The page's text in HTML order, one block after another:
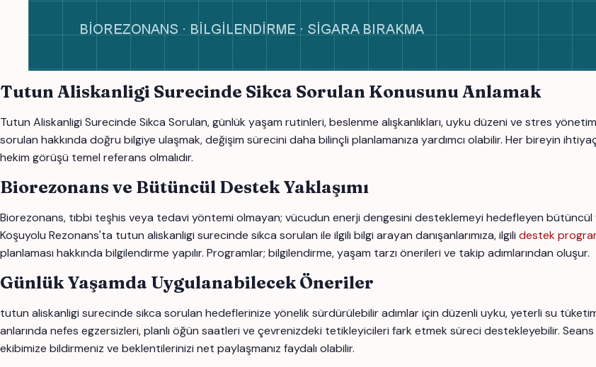
Tutun Aliskanligi Surecinde Sikca Sorulan Konusunu Anlamak
Tutun Aliskanligi Surecinde Sikca Sorulan, günlük yaşam rutinleri, beslenme alışkanlıkları, uyku düzeni ve stres
sorulan hakkında doğru bilgiye ulaşmak, değişim sürecini daha bilinçli planlamanıza yardımcı olabilir. Her bireyin
hekim görüşü temel referans olmalıdır.
Biorezonans ve Bütüncül Destek Yaklaşımı
Biorezonans, tıbbi teşhis veya tedavi yöntemi olmayan; vücudun enerji dengesini desteklemeyi hedefleyen bütüncül
Koşuyolu Rezonans'ta tutun aliskanligi surecinde sikca sorulan ile ilgili bilgi arayan danışanlarımıza, ilgili destek
planlaması hakkında bilgilendirme yapılır. Programlar; bilgilendirme, yaşam tarzı önerileri ve takip adımlarından oluşur.
Günlük Yaşamda Uygulanabilecek Öneriler
tutun aliskanligi surecinde sikca sorulan hedeflerinize yönelik sürdürülebilir adımlar için düzenli uyku, yeterli su
anlarında nefes egzersizleri, planlı öğün saatleri ve çevrenizdeki tetikleyicileri fark etmek süreci destekleyebilir. Seans
ekibimize bildirmeniz ve beklentilerinizi net paylaşmanız faydalı olabilir.